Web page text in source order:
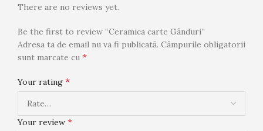
There are no reviews yet.
Be the first to review “Ceramica carte Gânduri”
Adresa ta de email nu va fi publicată. Câmpurile obligatorii
sunt marcate cu *
Your rating *
Your review *